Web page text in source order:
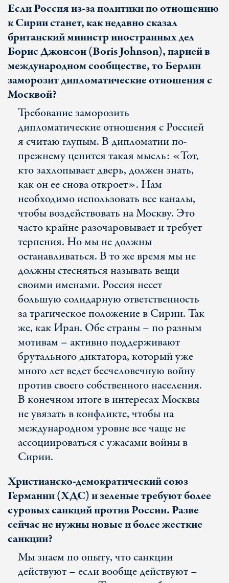
Если Россия из-за политики по отношению
к Сирии станет, как недавно сказал
британский министр иностранных дел
Борис Джонсон (Boris Johnson), парией в
международном сообществе, то Берлин
заморозит дипломатические отношения с
Москвой?
Требование заморозить
дипломатические отношения с Россией
я считаю глупым. В дипломатии по-
прежнему ценится такая мысль: «Тот,
кто захлопывает дверь, должен знать,
как он ее снова откроет». Нам
необходимо использовать все каналы,
чтобы воздействовать на Москву. Это
часто крайне разочаровывает и требует
терпения. Но мы не должны
останавливаться. В то же время мы не
должны стесняться называть вещи
своими именами. Россия несет
большую солидарную ответственность
за трагическое положение в Сирии. Так
же, как Иран. Обе страны – по разным
мотивам – активно поддерживают
брутального диктатора, который уже
много лет ведет бесчеловечную войну
против своего собственного населения.
В конечном итоге в интересах Москвы
не увязать в конфликте, чтобы на
международном уровне все чаще не
ассоциироваться с ужасами войны в
Сирии.
Христианско-демократический союз
Германии (ХДС) и зеленые требуют более
суровых санкций против России. Разве
сейчас не нужны новые и более жесткие
санкции?
Мы знаем по опыту, что санкции
действуют – если вообще действуют –